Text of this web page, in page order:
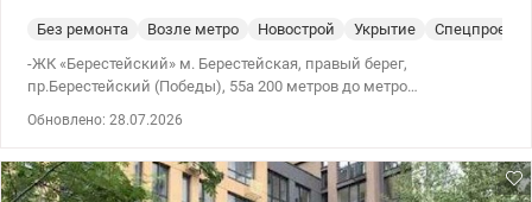
Без ремонта Возле метро Новострой Укрытие
Спецпроект
-ЖК «Берестейский» м. Берестейская, правый берег,
пр.Берестейский (Победы), 55а 200 метров до метро
утеплены минеральной ватой, декоративной морозоустойчивой
Обновлено: 28.07.2026